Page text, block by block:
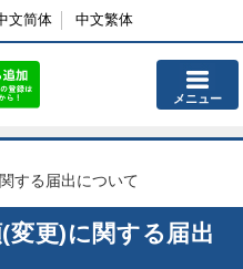
文简体 中文繁体
メニュー
する届出について
変更)に関する届出